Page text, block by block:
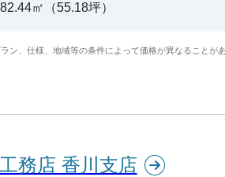
㎡（55.18坪）
ラン、仕様、地域等の条件によって価格が異なることがあ
務店 香川支店